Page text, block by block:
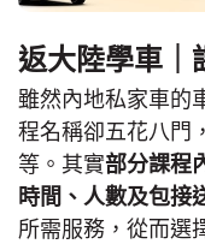
返大陸學車｜
雖然內地私家車的
程名稱卻五花八門
等。其實部分課程
時間、人數及包接
所需服務，從而選